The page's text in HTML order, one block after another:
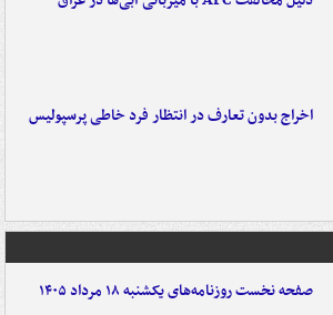
اخراج بدون تعارف در انتظار فرد خاطی پرسپولیس
صفحه نخست روزنامه‌های یکشنبه ۱۸ مرداد ۱۴۰۵